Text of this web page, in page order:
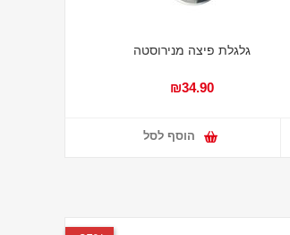
גלגלת פיצה מנירוסטה
₪34.90
הוסף לסל